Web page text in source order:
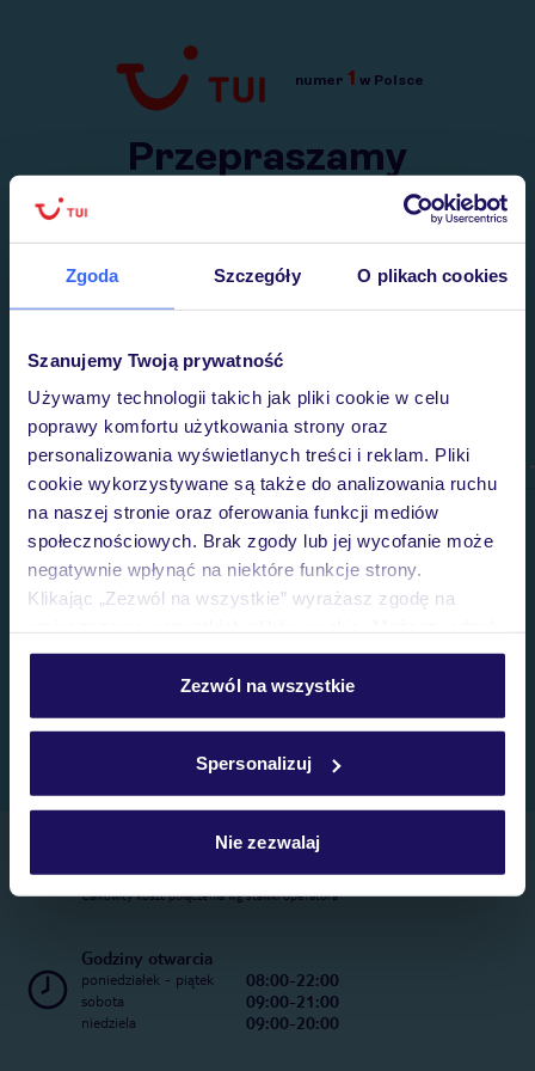
Zgoda Szczegóły O plikach cookies
Szanujemy Twoją prywatność
Używamy technologii takich jak pliki cookie w celu
poprawy komfortu użytkowania strony oraz
personalizowania wyświetlanych treści i reklam. Pliki
cookie wykorzystywane są także do analizowania ruchu
na naszej stronie oraz oferowania funkcji mediów
społecznościowych. Brak zgody lub jej wycofanie może
negatywnie wpłynąć na niektóre funkcje strony.
Klikając „Zezwól na wszystkie” wyrażasz zgodę na
personalizować swój wybór wchodząc w zakładkę
Szczegółowe informacje o plikach cookie znajdziesz
Zezwól na wszystkie
Spersonalizuj
Nie zezwalaj
Przejdź do TUI.pl
numer 1 w Polsce
Przepraszamy
Wysłaliśmy nasz serwis na krótkie wakacje.
Telefoniczne Centrum Rezerwacji
22 270 31 20
Całkowity koszt połączenia wg stawki operatora
Godziny otwarcia
poniedziałek - piątek 08:00-22:00
sobota 09:00-21:00
niedziela 09:00-20:00